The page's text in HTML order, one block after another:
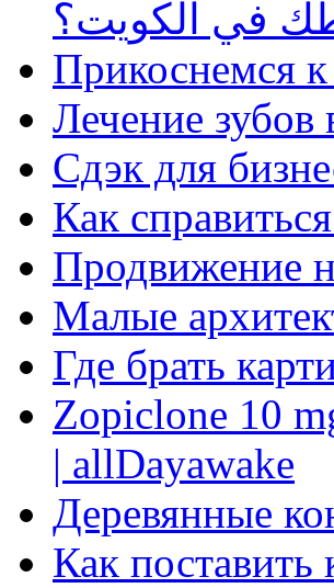
في الكويت؟
Прикоснемся
Лечение зубов
Сдэк для
Как
Продвижение
Малые
Где брать
Zopiclone 10
| allDayawake
Деревянные
Как поставить